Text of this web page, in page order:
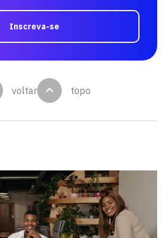
Inscreva-se
voltar topo